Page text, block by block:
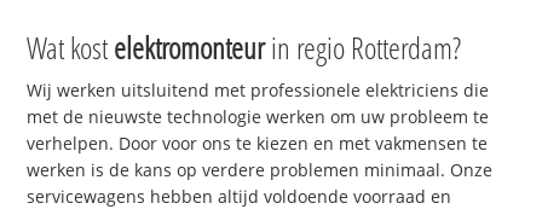
Wat kostelektromonteurin regio Rotterdam?
Wij werken uitsluitend met professionele elektriciens die
met de nieuwste technologie werken om uw probleem te
verhelpen. Door voor ons te kiezen en met vakmensen te
werken is de kans op verdere problemen minimaal. Onze
servicewagens hebben altijd voldoende voorraad en